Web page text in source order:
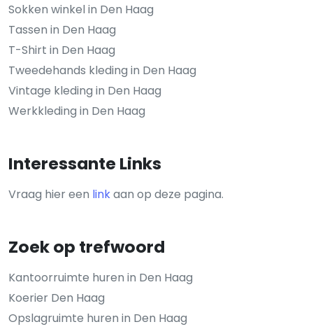
Sokken winkel in Den Haag
Tassen in Den Haag
T-Shirt in Den Haag
Tweedehands kleding in Den Haag
Vintage kleding in Den Haag
Werkkleding in Den Haag
Interessante Links
Vraag hier een linkaan op deze pagina.
Zoek op trefwoord
Kantoorruimte huren in Den Haag
Koerier Den Haag
Opslagruimte huren in Den Haag